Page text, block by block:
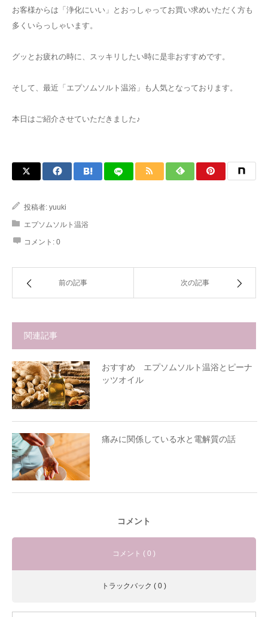
お客様からは「浄化にいい」とおっしゃってお買い求めいただく方も
多くいらっしゃいます。
グッとお疲れの時に、スッキリしたい時に是非おすすめです。
そして、最近「エプソムソルト温浴」も人気となっております。
本日はご紹介させていただきました♪
投稿者: yuuki
エプソムソルト温浴
コメント: 0
前の記事 次の記事
関連記事
おすすめ エプソムソルト温浴とピーナ
ッツオイル
痛みに関係している水と電解質の話
コメント
コメント ( 0 )
トラックバック ( 0 )